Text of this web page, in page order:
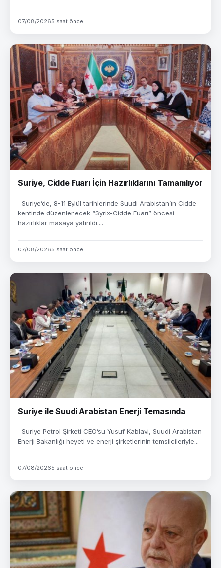
07/08/20265 saat önce
Suriye, Cidde Fuarı İçin Hazırlıklarını Tamamlıyor
Suriye’de, 8-11 Eylül tarihlerinde Suudi Arabistan’ın Cidde
kentinde düzenlenecek “Syrix-Cidde Fuarı” öncesi
hazırlıklar masaya yatırıldı....
07/08/20265 saat önce
Suriye ile Suudi Arabistan Enerji Temasında
Suriye Petrol Şirketi CEO’su Yusuf Kablavi, Suudi Arabistan
Enerji Bakanlığı heyeti ve enerji şirketlerinin temsilcileriyle...
07/08/20265 saat önce